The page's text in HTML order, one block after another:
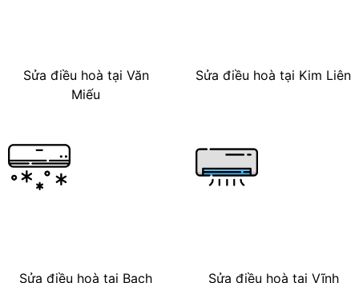
Sửa điều hoà tại Văn
Miếu
Sửa điều hoà tại Kim Liên
Sửa điều hoà tại Bạch
Sửa điều hoà tại Vĩnh